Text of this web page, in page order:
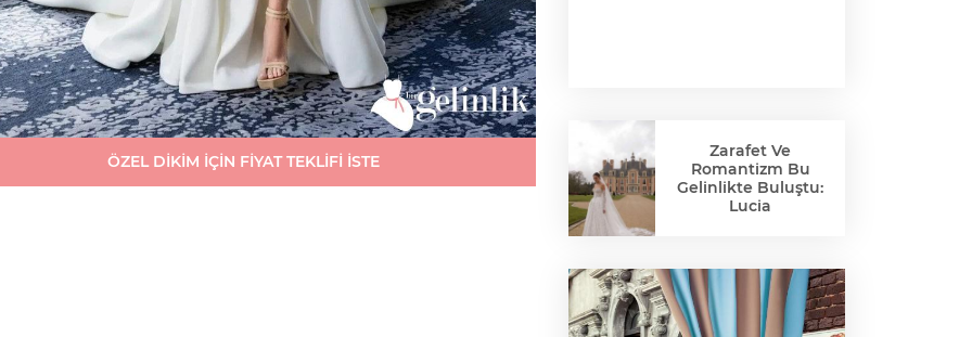
ÖZEL DİKİM İÇİN FİYAT TEKLİFİ İSTE
Zarafet Ve
Romantizm Bu
Gelinlikte Buluştu:
Lucia